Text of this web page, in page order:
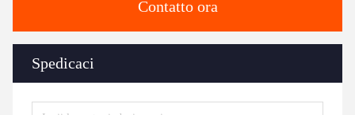
Contatto ora
Spedicaci